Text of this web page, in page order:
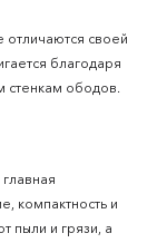
своей
благодаря
стенкам ободов.
компактность и
пыли и грязи, а